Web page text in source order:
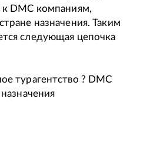
DMC компаниям,
назначения. Таким
следующая цепочка
турагентство ? DMC